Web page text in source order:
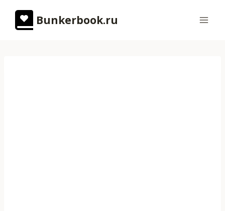
содержимому
Bunkerbook.ru